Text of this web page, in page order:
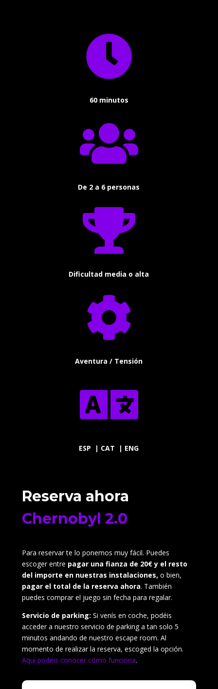

60 minutos

De 2 a 6 personas

Dificultad media o alta

Aventura / Tensión

ESP | CAT | ENG
Reserva ahora
Chernobyl 2.0
Para reservar te lo ponemos muy fácil. Puedes
escoger entre pagar una fianza de 20€ y el resto
del importe en nuestras instalaciones, o bien,
pagar el total de la reserva ahora. También
puedes comprar el juego sin fecha para regalar.
Servicio de parking: Si venís en coche, podéis
acceder a nuestro servicio de parking a tan solo 5
minutos andando de nuestro escape room. Al
momento de realizar la reserva, escoged la opción.
Aquí podéis conocer cómo funciona.